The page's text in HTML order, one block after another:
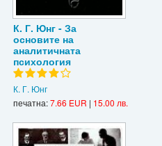
К. Г. Юнг - За
основите на
аналитичната
психология
К. Г. Юнг
печатна:7.66 EUR | 15.00 лв.